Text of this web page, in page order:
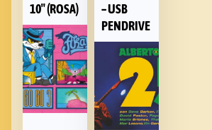
10″ (ROSA)
– USB
PENDRIVE